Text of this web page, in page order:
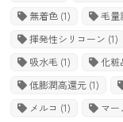
無着色 (1) 毛量
揮発性シリコーン (1)
吸水毛 (1) 化粧
低膨潤高還元 (1)
メルコ (1) マー